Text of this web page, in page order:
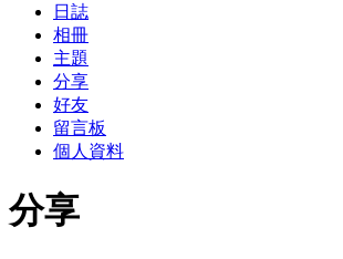
日誌
相冊
主題
分享
好友
留言板
個人資料
分享